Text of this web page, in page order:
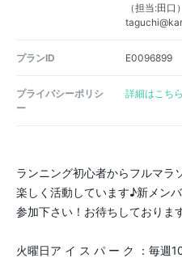
（担当:田口）
プランID E0096899
プライバシーポリシ
ー
詳細はこちら
ランニング初心者からフルマラ
楽しく活動しています♪新メン
参加下さい！お待ちしておりま
火曜日ア イ ス パ ー ク ：毎週